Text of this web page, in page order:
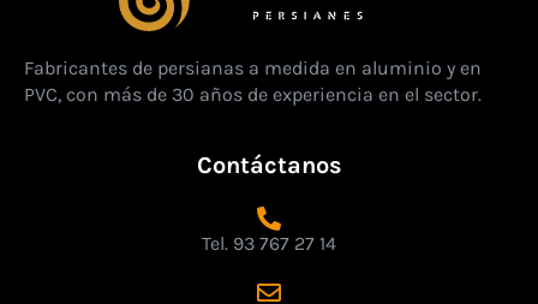
Fabricantes de persianas a medida en aluminio y en
PVC, con más de 30 años de experiencia en el sector.
Contáctanos
Tel. 93 767 27 14